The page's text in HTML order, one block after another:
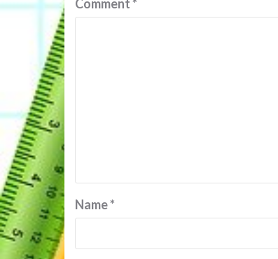
Comment*
Name*